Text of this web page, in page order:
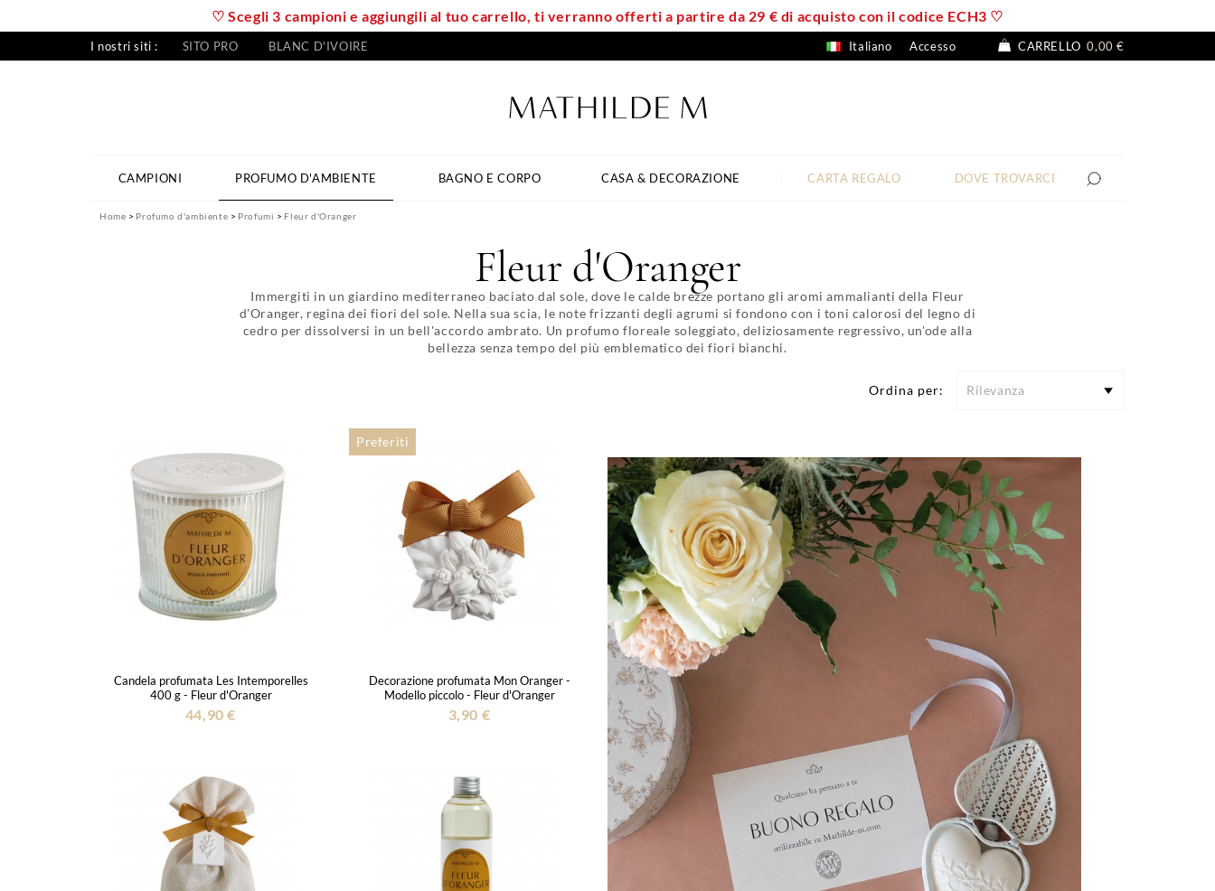
♡ Scegli 3 campioni e aggiungili al tuo carrello, ti verranno offerti a partire da 29 € di acquisto con il codice ECH3 ♡
I nostri siti : SITO PRO BLANC D'IVOIRE Italiano Accesso CARRELLO 0,00 €
CAMPIONI PROFUMO D'AMBIENTE BAGNO E CORPO CASA & DECORAZIONE CARTA REGALO DOVE TROVARCI
Home Profumo d'ambiente Profumi Fleur d'Oranger
Fleur d'Oranger
Immergiti in un giardino mediterraneo baciato dal sole, dove le calde brezze portano gli aromi ammalianti della Fleur
d'Oranger, regina dei fiori del sole. Nella sua scia, le note frizzanti degli agrumi si fondono con i toni calorosi del legno di
cedro per dissolversi in un bell'accordo ambrato. Un profumo floreale soleggiato, deliziosamente regressivo, un'ode alla
bellezza senza tempo del più emblematico dei fiori bianchi.
Ordina per: Rilevanza
Candela profumata Les Intemporelles
400 g - Fleur d'Oranger
44,90 €
Preferiti
Decorazione profumata Mon Oranger -
Modello piccolo - Fleur d'Oranger
3,90 €